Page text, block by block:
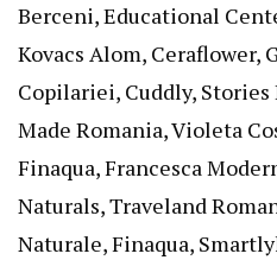
Berceni, Educational
Kovacs Alom, Ceraflower,
Copilariei, Cuddly,
Made Romania, Violeta
Finaqua, Francesca
Naturals, Traveland
Naturale, Finaqua,